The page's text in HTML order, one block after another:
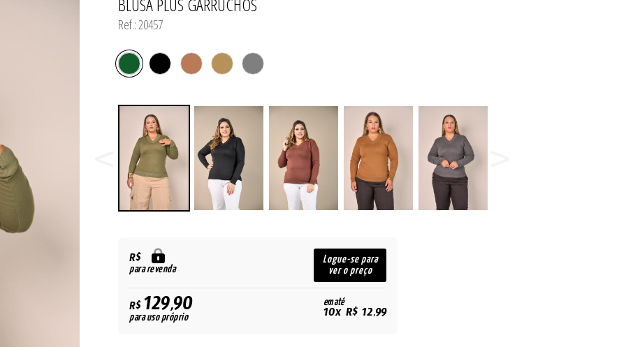
TODOS DE PROMOÇÕES
TODOS DE FEMININO
TODOS DE INFANTIL
TODOS DE MASCULINO
TODOS DE PLUS SIZE
Ref.: 20457
R$
para revenda
Logue-se para
ver o preço
R$129,90
para uso próprio
em até
10x R$ 12,99